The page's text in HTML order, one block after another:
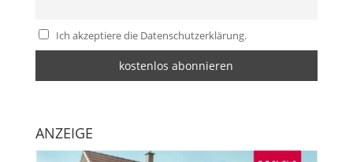
Ich akzeptiere die Datenschutzerklärung.
ANZEIGE